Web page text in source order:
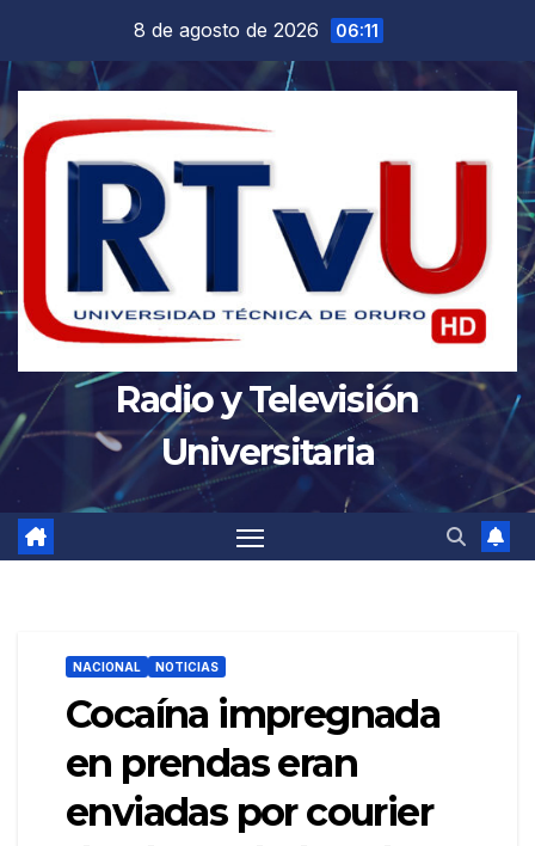
contenido
8 de agosto de 2026 06:11
Radio y Televisión
Universitaria
NACIONAL NOTICIAS
Cocaína impregnada
en prendas eran
enviadas por courier